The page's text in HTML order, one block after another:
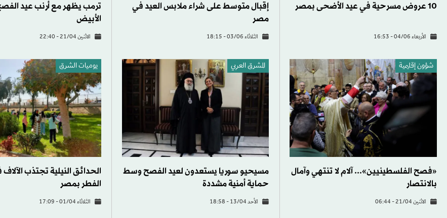
10 عروض مسرحية في عيد الأضحى بمصر
الأربعاء 04/06 - 16:53
إقبال متوسط على شراء ملابس العيد في
مصر
الثلاثاء 03/06 - 18:15
ترمب يظهر مع أرنب عيد
الأبيض
الاثنين 21/04 - 22:40
شؤون إقليمية
«فصح الفلسطينيين»... آلام لا تنتهي وآمال
بالانتصار
الاثنين 21/04 - 06:44
المشرق العربي
مسيحيو سوريا يستعدون لعيد الفصح وسط
حماية أمنية مشددة
الأحد 13/04 - 18:58
يوميات الشرق
الحدائق النيلية تجتذب
الفطر بمصر
الثلاثاء 01/04 - 17:09